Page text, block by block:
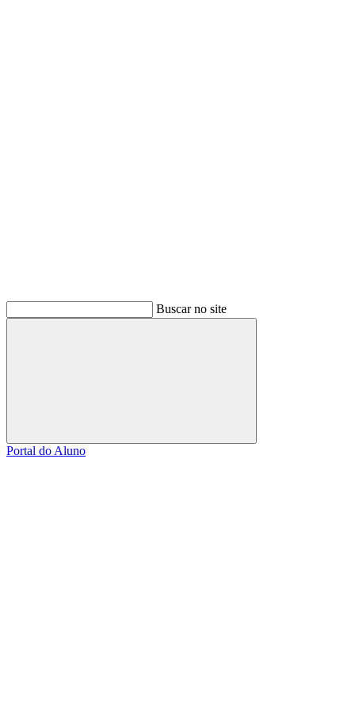
Buscar no site
Buscar
Portal do Aluno